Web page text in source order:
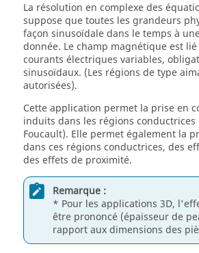
La résolution en complexe des
suppose que toutes les grandeurs
façon sinusoïdale dans le temps à
donnée. Le champ magnétique est
courants électriques variables,
sinusoïdaux. (Les régions de type
autorisées).
Cette application permet la prise en
induits dans les régions conductrices
Foucault). Elle permet également la
dans ces régions conductrices, des
des effets de proximité.
Remarque :
* Pour les applications 3D,
être prononcé (épaisseur de
rapport aux dimensions des